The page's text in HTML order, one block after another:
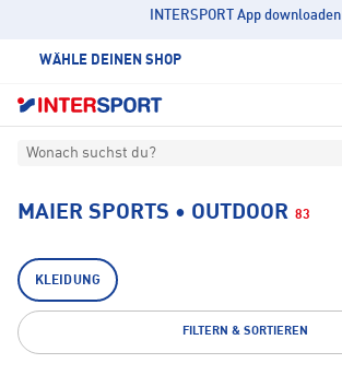
INTERSPORT App downloaden
WÄHLE DEINEN SHOP
Wonach suchst du?
MAIER SPORTS • OUTDOOR 83
KLEIDUNG
FILTERN & SORTIEREN